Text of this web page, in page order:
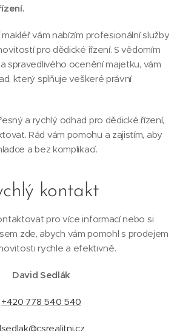
vám nabízím profesionální služby
pro dědické řízení. S vědomím
spravedlivého ocenění majetku, vám
který splňuje veškeré právní
a rychlý odhad pro dědické řízení,
Rád vám pomohu a zajistím, aby
a bez komplikací.
kontakt
pro více informací nebo si
zde, abych vám pomohl s prodejem
rychle a efektivně.
David Sedlák
+420 778 540 540